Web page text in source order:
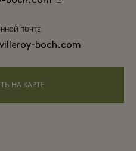
ПОЧТЕ:
boch.com
НА КАРТЕ